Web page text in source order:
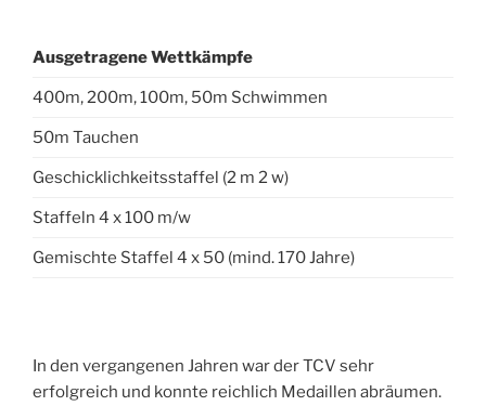
Ausgetragene Wettkämpfe
400m, 200m, 100m, 50m Schwimmen
50m Tauchen
Geschicklichkeitsstaffel (2 m 2 w)
Staffeln 4 x 100 m/w
Gemischte Staffel 4 x 50 (mind. 170 Jahre)
In den vergangenen Jahren war der TCV sehr
erfolgreich und konnte reichlich Medaillen abräumen.